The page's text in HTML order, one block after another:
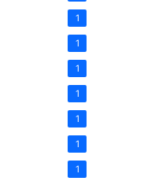
1
1
1
1
1
1
1